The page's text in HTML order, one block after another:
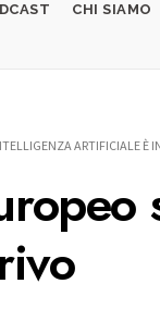
CHI SIAMO
ARTIFICIALE È